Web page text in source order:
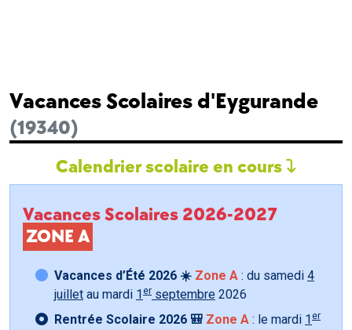
Vacances Scolaires d'Eygurande
(19340)
Calendrier scolaire en cours
Vacances Scolaires 2026-2027
ZONE A
Vacances d’Été 2026 ☀️ Zone A : du samedi 4
juillet au mardi 1 er septembre 2026
Rentrée Scolaire 2026 🎒 Zone A : le mardi 1 er